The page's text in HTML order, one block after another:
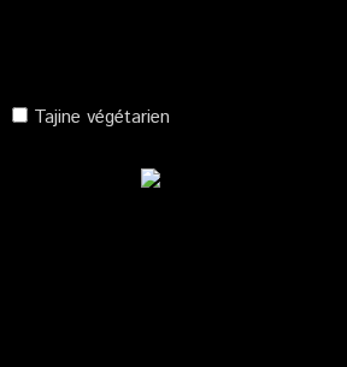
Tajine végétarien